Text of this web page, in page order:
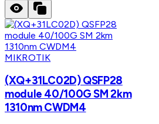
MIKROTIK
(XQ+31LC02D) QSFP28
module 40/100G SM 2km
1310nm CWDM4